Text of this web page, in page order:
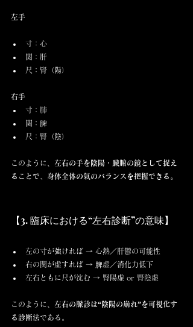
左手
寸：心
関：肝
尺：腎（陽）
右手
寸：肺
関：脾
尺：腎（陰）
このように、 左右の手を陰陽・臓腑の鏡として捉え
ることで、身体全体の氣のバランスを把握できる。
【3. 臨床における“左右診断”の意味】
左の寸が強ければ → 心熱／肝鬱の可能性
右の関が虚すれば → 脾虚／消化力低下
左右ともに尺が沈む → 腎陽虚 or 腎陰虚
このように、 左右の脈診は“陰陽の崩れ”を可視化す
る診断法である。